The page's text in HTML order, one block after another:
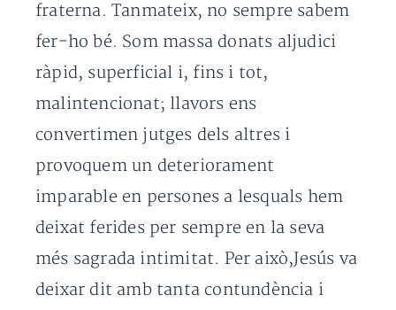
fraterna. Tanmateix, no sempre sabem
fer-ho bé. Som massa donats aljudici
ràpid, superficial i, fins i tot,
malintencionat; llavors ens
convertimen jutges dels altres i
provoquem un deteriorament
imparable en persones a lesquals hem
deixat ferides per sempre en la seva
més sagrada intimitat. Per això,Jesús va
deixar dit amb tanta contundència i